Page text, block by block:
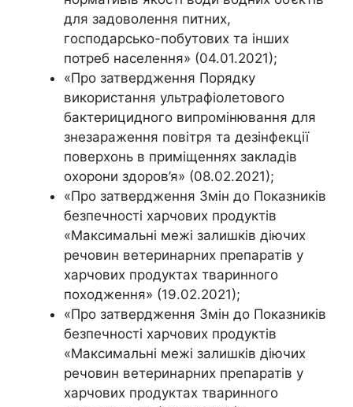
для задоволення питних,
господарсько-побутових та інших
потреб населення» (04.01.2021);
«Про затвердження Порядку
використання ультрафіолетового
бактерицидного випромінювання для
знезараження повітря та дезінфекції
поверхонь в приміщеннях закладів
охорони здоров’я» (08.02.2021);
«Про затвердження Змін до Показників
безпечності харчових продуктів
«Максимальні межі залишків діючих
речовин ветеринарних препаратів у
харчових продуктах тваринного
походження» (19.02.2021);
«Про затвердження Змін до Показників
безпечності харчових продуктів
«Максимальні межі залишків діючих
речовин ветеринарних препаратів у
харчових продуктах тваринного